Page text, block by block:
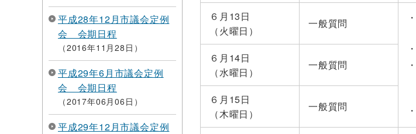
平成28年12月市議会定例
会 会期日程
2016年11月28日
平成29年6月市議会定例
会 会期日程
2017年06月06日
平成29年12月市議会定例
６月13日
（火曜日）
一般質問
６月14日
（水曜日）
一般質問
６月15日
（木曜日）
一般質問